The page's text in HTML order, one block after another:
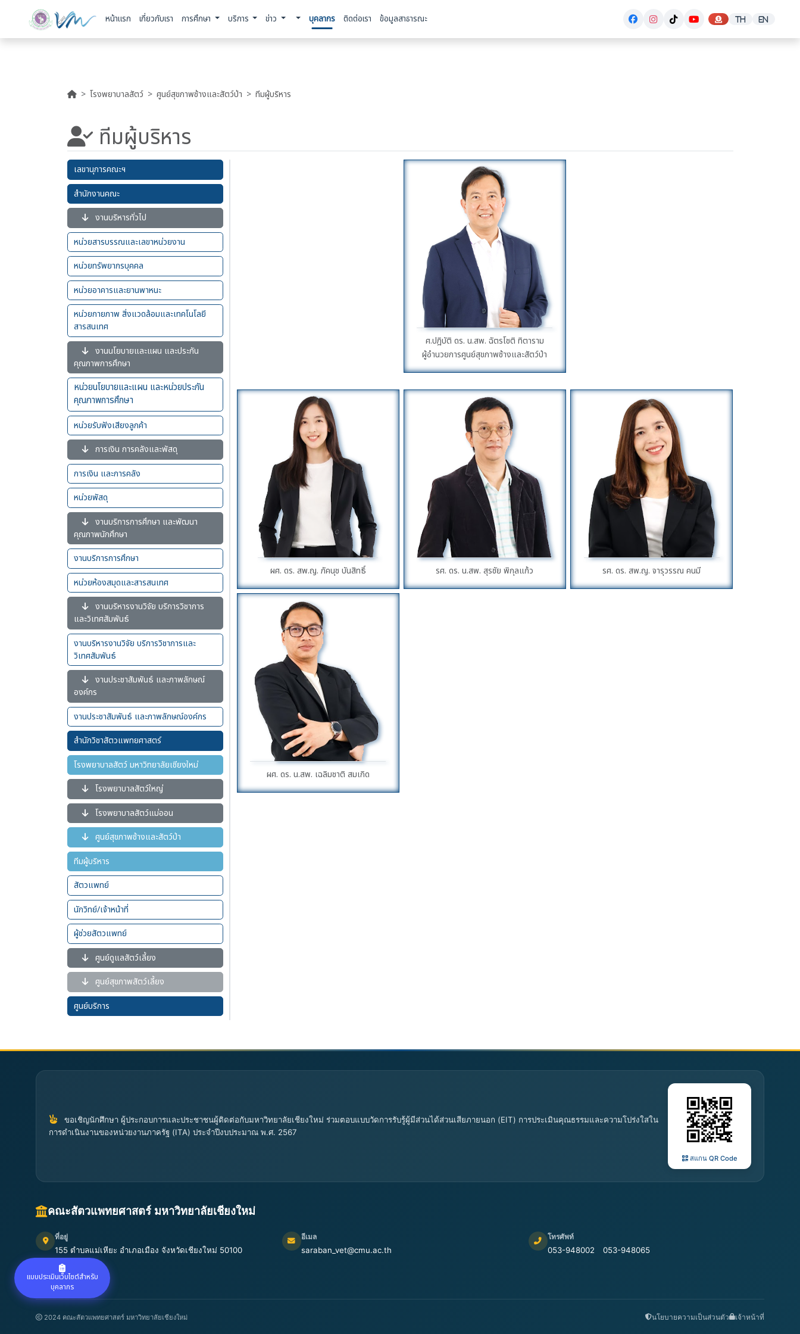
หน้าแรก เกี่ยวกับเรา การศึกษา บริการ ข่าว บุคลากร ติดต่อเรา ข้อมูลสาธารณะ
โรงพยาบาลสัตว์ ศูนย์สุขภาพช้างและสัตว์ป่า ทีมผู้บริหาร
ทีมผู้บริหาร
เลขานุการคณะฯ
สำนักงานคณะ
งานบริหารทั่วไป
หน่วยสารบรรณและเลขาหน่วยงาน
หน่วยทรัพยากรบุคคล
หน่วยอาคารและยานพาหนะ
หน่วยกายภาพ สิ่งแวดล้อมและเทคโนโลยี
สารสนเทศ
งานนโยบายและแผน และประกัน
คุณภาพการศึกษา
หน่วยนโยบายและแผน และหน่วยประกัน
คุณภาพการศึกษา
หน่วยรับฟังเสียงลูกค้า
การเงิน การคลังและพัสดุ
การเงิน และการคลัง
หน่วยพัสดุ
งานบริการการศึกษา และพัฒนา
คุณภาพนักศึกษา
งานบริการการศึกษา
หน่วยห้องสมุดและสารสนเทศ
งานบริหารงานวิจัย บริการวิชาการ
และวิเทศสัมพันธ์
งานบริหารงานวิจัย บริการวิชาการและ
วิเทศสัมพันธ์
งานประชาสัมพันธ์ และภาพลักษณ์
องค์กร
งานประชาสัมพันธ์ และภาพลักษณ์องค์กร
สำนักวิชาสัตวแพทยศาสตร์
โรงพยาบาลสัตว์ มหาวิทยาลัยเชียงใหม่
โรงพยาบาลสัตว์ใหญ่
โรงพยาบาลสัตว์แม่ออน
ศูนย์สุขภาพช้างและสัตว์ป่า
ทีมผู้บริหาร
สัตวแพทย์
นักวิทย์/เจ้าหน้าที่
ผู้ช่วยสัตวแพทย์
ศูนย์ดูแลสัตว์เลี้ยง
ศูนย์สุขภาพสัตว์เลี้ยง
ศูนย์บริการ
ศ.ปฎิบัติ ดร. น.สพ. ฉัตรโชติ ทิตาราม
ผู้อำนวยการศูนย์สุขภาพช้างและสัตว์ป่า
ผศ. ดร. สพ.ญ. ภัคนุช บันสิทธิ์ รศ. ดร. น.สพ. สุรชัย พิกุลแก้ว รศ. ดร. สพ.ญ. จารุวรรณ คนมี
ผศ. ดร. น.สพ. เฉลิมชาติ สมเกิด
แบบประเมินเว็บไซต์สำหรับ
บุคลากร
ขอเชิญนักศึกษา ผู้ประกอบการและประชาชนผู้ติดต่อกับมหาวิทยาลัยเชียงใหม่ ร่วมตอบแบบวัดการรับรู้ผู้มีส่วนได้ส่วนเสียภายนอก (EIT) การประเมินคุณธรรมและความโปร่งใสใน
การดำเนินงานของหน่วยงานภาครัฐ (ITA) ประจำปีงบประมาณ พ.ศ. 2567
สแกน QR Code
คณะสัตวแพทยศาสตร์ มหาวิทยาลัยเชียงใหม่
ที่อยู่
155 ตำบลแม่เหียะ อำเภอเมือง จังหวัดเชียงใหม่ 50100
อีเมล
saraban_vet@cmu.ac.th
โทรศัพท์
053-948002 053-948065
2024 คณะสัตวแพทยศาสตร์ มหาวิทยาลัยเชียงใหม่ นโยบายความเป็นส่วนตัว เจ้าหน้าที่